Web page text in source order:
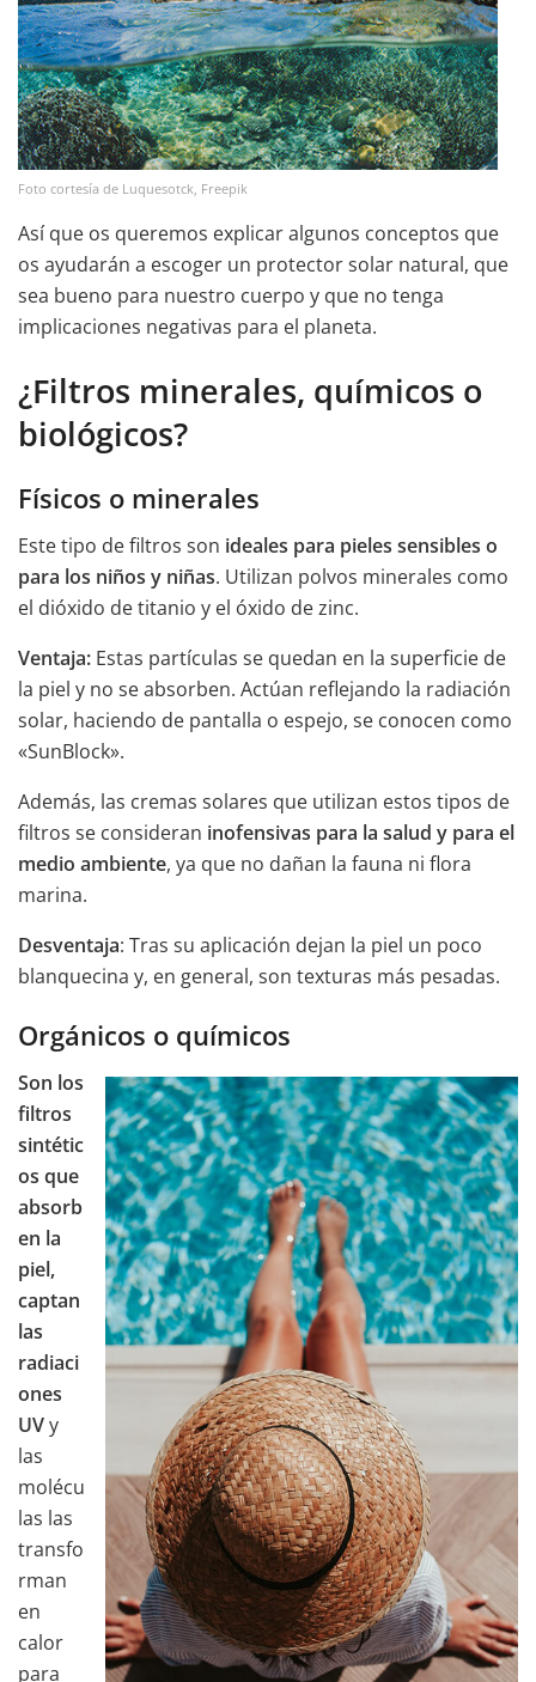
Foto cortesía de Luquesotck, Freepik
Así que os queremos explicar algunos conceptos que
os ayudarán a escoger un protector solar natural, que
sea bueno para nuestro cuerpo y que no tenga
implicaciones negativas para el planeta.
¿Filtros minerales, químicos o
biológicos?
Físicos o minerales
Este tipo de filtros son ideales para pieles sensibles o
para los niños y niñas. Utilizan polvos minerales como
el dióxido de titanio y el óxido de zinc.
Ventaja: Estas partículas se quedan en la superficie de
la piel y no se absorben. Actúan reflejando la radiación
solar, haciendo de pantalla o espejo, se conocen como
«SunBlock».
Además, las cremas solares que utilizan estos tipos de
filtros se consideran inofensivas para la salud y para el
medio ambiente, ya que no dañan la fauna ni flora
marina.
Desventaja: Tras su aplicación dejan la piel un poco
blanquecina y, en general, son texturas más pesadas.
Orgánicos o químicos
Son los
filtros
sintétic
os que
absorb
en la
piel,
captan
las
radiaci
ones
UVy
las
molécu
las las
transfo
rman
en
calor
para